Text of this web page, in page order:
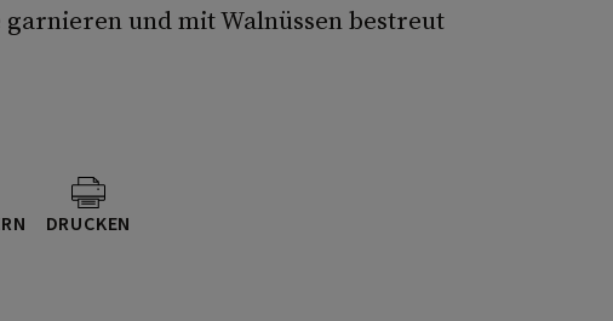
und mit Walnüssen bestreut
DRUCKEN